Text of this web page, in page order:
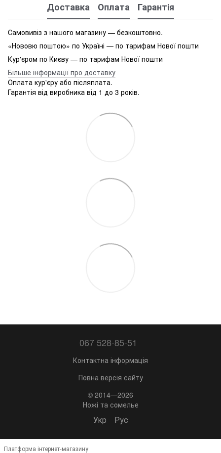
Доставка Оплата Гарантія
Самовивіз з нашого магазину — безкоштовно.
«Нововю поштою» по Україні — по тарифам Нової пошти
Кур'єром по Києву — по тарифам Нової пошти
Більше інформації про доставку
Оплата кур'єру або післяплата.
Гарантія від виробника від 1 до 3 років.
067 528-85-51
Контактна інформація
Повна версія сайту
© 2014—2026
Ножі та сомелье
Укр Рус
Платформа інтернет-магазину